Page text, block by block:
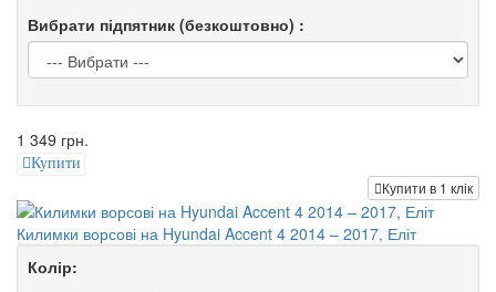
Вибрати підпятник (безкоштовно) :
1 349 грн.
Купити
Купити в 1 клік
Килимки ворсові на Hyundai Accent 4 2014 – 2017, Еліт
Колір: